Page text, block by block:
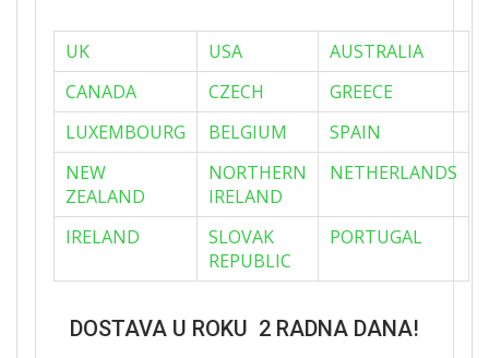
UK USA
AUSTRALIA
CANADA
CZECH
GREECE
LUXEMBOURG
BELGIUM
SPAIN
NEW
ZEALAND
NORTHERN
IRELAND
NETHERLANDS
IRELAND
SLOVAK
REPUBLIC
PORTUGAL
DOSTAVA U ROKU 2 RADNA DANA!